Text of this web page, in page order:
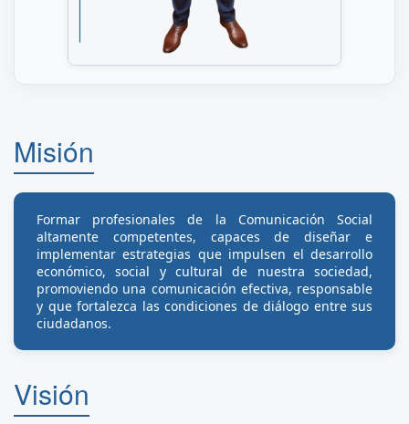
Misión
Formar profesionales de la Comunicación Social
altamente competentes, capaces de diseñar e
implementar estrategias que impulsen el desarrollo
económico, social y cultural de nuestra sociedad,
promoviendo una comunicación efectiva, responsable
y que fortalezca las condiciones de diálogo entre sus
ciudadanos.
Visión